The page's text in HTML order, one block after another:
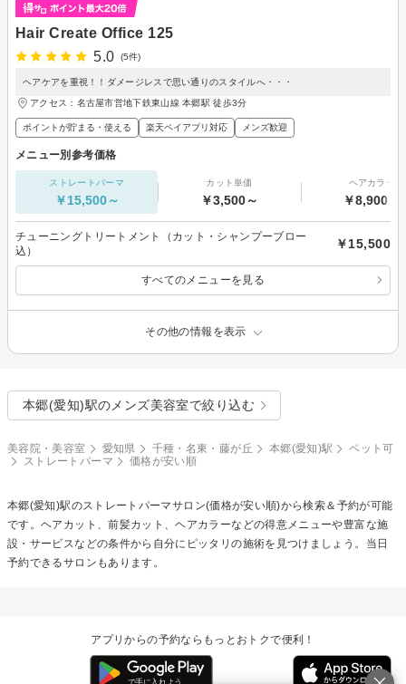
Hair Create Office 125
5.0
(5件)
ヘアケアを重視！！ダメージレスで思い通りのスタイルへ・・・
アクセス：名古屋市営地下鉄東山線 本郷駅 徒歩3分
ポイントが貯まる・使える 楽天ペイアプリ対応 メンズ歓迎
メニュー別参考価格
ストレートパーマ
￥15,500～
カット単価
￥3,500～
ヘアカラー
￥8,900～
チューニングトリートメント（カット・シャンプーブロー
込）
￥15,500
すべてのメニューを見る
その他の情報を表示
本郷(愛知)駅のメンズ美容室で絞り込む
美容院・美容室 愛知県 千種・名東・藤が丘 本郷(愛知)駅
ペット可
ストレートパーマ
価格が安い順
本郷(愛知)駅のストレートパーマサロン(価格が安い順)から検索＆予約が可能
です。ヘアカット、前髪カット、ヘアカラーなどの得意メニューや豊富な施
設・サービスなどの条件から自分にピッタリの施術を見つけましょう。当日
予約できるサロンもあります。
アプリからの予約ならもっとおトクで便利！